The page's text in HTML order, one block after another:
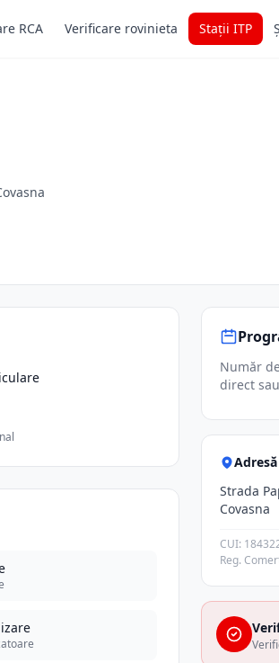
RCA Verificare rovinieta Stații ITP
Număr
direct
Strada
Covasna
CUI:
Reg.